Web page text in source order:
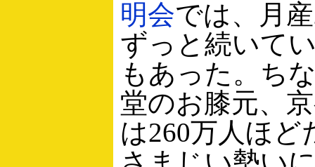
明会では、月
ずっと続いて
もあった。ち
堂のお膝元、
は260万人ほど